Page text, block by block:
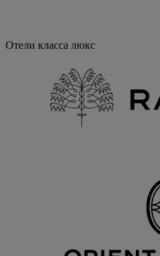
Отели класса люкс